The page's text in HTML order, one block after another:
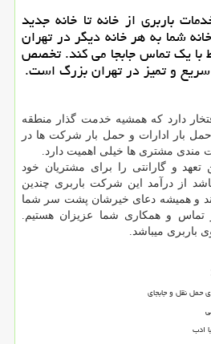
باربری از خانه تا خانه جدید
شما به هر خانه دیگر در تهران
با یک تماس جابجا می کند. تخصص
سریع و تمیز در تهران بزرگ است.
دارد که همشیه خدمت گذار منطقه
بار ادارات و حمل بار شرکت ها در
مندی مشتری ها خیلی اهمیت دارد
و گارانتی را برای مشتریان خود
از درآمد این شرکت باربری چندین
و همیشه دعای خیرشان پشت سر شما
تماس و همکاری شما عزیزان هستیم.
باربری میباشد.
حمل نقل و جابجای
ادب